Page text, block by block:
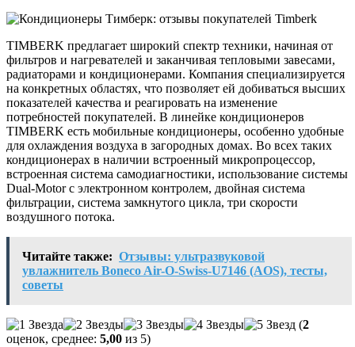
TIMBERK предлагает широкий спектр техники, начиная от
фильтров и нагревателей и заканчивая тепловыми завесами,
радиаторами и кондиционерами. Компания специализируется
на конкретных областях, что позволяет ей добиваться высших
показателей качества и реагировать на изменение
потребностей покупателей. В линейке кондиционеров
TIMBERK есть мобильные кондиционеры, особенно удобные
для охлаждения воздуха в загородных домах. Во всех таких
кондиционерах в наличии встроенный микропроцессор,
встроенная система самодиагностики, использование системы
Dual-Motor с электронном контролем, двойная система
фильтрации, система замкнутого цикла, три скорости
воздушного потока.
Читайте также: Отзывы: ультразвуковой
увлажнитель Boneco Air-O-Swiss-U7146 (AOS), тесты,
советы
(2
оценок, среднее: 5,00 из 5)